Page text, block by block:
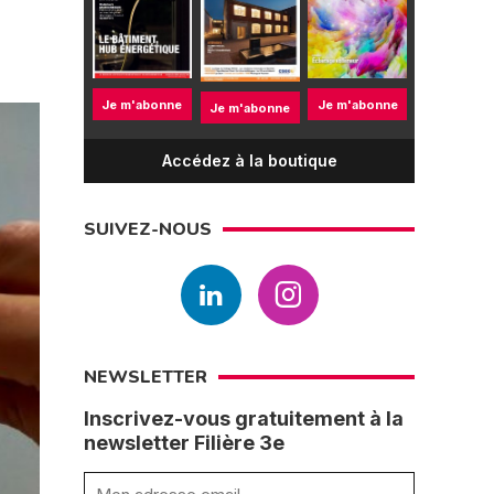
Je m'abonne Je m'abonne Je m'abonne
Accédez à la boutique
SUIVEZ-NOUS
NEWSLETTER
Inscrivez-vous gratuitement à la
newsletter Filière 3e